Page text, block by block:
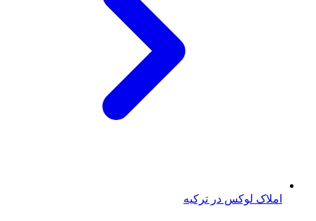
املاک لوکس در ترکیه